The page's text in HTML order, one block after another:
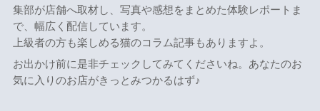
集部が店舗へ取材し、写真や感想をまとめた体験レポートま
で、幅広く配信しています。
上級者の方も楽しめる猫のコラム記事もありますよ。
お出かけ前に是非チェックしてみてくださいね。あなたのお
気に入りのお店がきっとみつかるはず♪